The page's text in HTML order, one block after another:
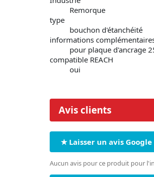
Remorque
type
bouchon d'étanchéité
informations
pour plaque d'ancrage
compatible REACH
oui
Avis clients
★ Laisser un avis Google
Aucun avis pour ce produit pour